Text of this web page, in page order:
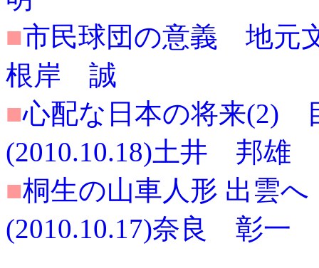
■市民球団の意義 地元
根岸 誠
■心配な日本の将来(2)
(2010.10.18)土井 邦雄
■桐生の山車人形 出雲
(2010.10.17)奈良 彰一